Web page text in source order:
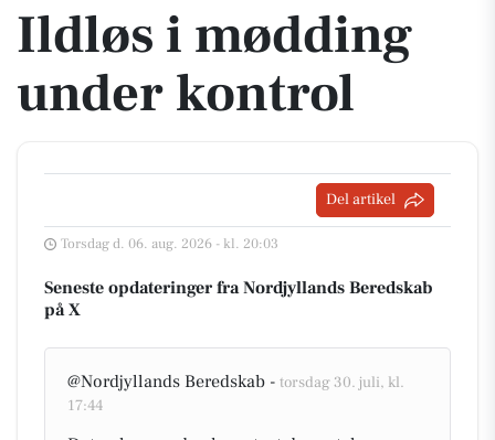
Ildløs i mødding
under kontrol
Del artikel
Torsdag d. 06. aug. 2026 - kl. 20:03
Seneste opdateringer fra Nordjyllands Beredskab
på X
@Nordjyllands Beredskab - torsdag 30. juli, kl.
17:44